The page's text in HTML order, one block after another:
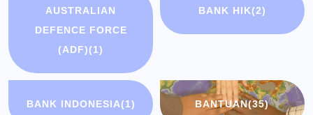
AUSTRALIAN
DEFENCE FORCE
(ADF)(1)
BANK HIK(2)
BANK INDONESIA(1) BANTUAN(35)